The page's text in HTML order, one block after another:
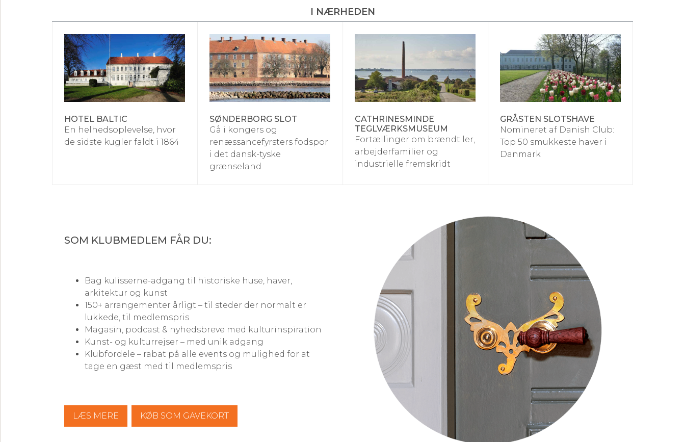
I NÆRHEDEN
HOTEL BALTIC
En helhedsoplevelse, hvor
de sidste kugler faldt i 1864
SØNDERBORG SLOT
Gå i kongers og
renæssancefyrsters fodspor
i det dansk-tyske
grænseland
CATHRINESMINDE
TEGLVÆRKSMUSEUM
Fortællinger om brændt ler,
arbejderfamilier og
industrielle fremskridt
GRÅSTEN SLOTSHAVE
Nomineret af Danish Club:
Top 50 smukkeste haver i
Danmark
SOM KLUBMEDLEM FÅR DU:
Bag kulisserne-adgang til historiske huse, haver,
arkitektur og kunst
150+ arrangementer årligt – til steder der normalt er
lukkede, til medlemspris
Magasin, podcast & nyhedsbreve med kulturinspiration
Kunst- og kulturrejser – med unik adgang
Klubfordele – rabat på alle events og mulighed for at
tage en gæst med til medlemspris
LÆS MERE KØB SOM GAVEKORT